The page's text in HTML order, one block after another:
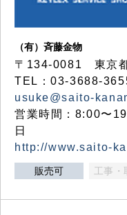
（有）斉藤金物
〒134-0081 東京
TEL：03-3688-
usuke@saito-
営業時間：8:00〜
日
http://www.saito-
販売可 工事・